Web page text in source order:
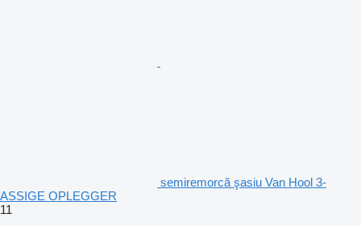
semiremorcă şasiu Van Hool 3-
ASSIGE OPLEGGER
11